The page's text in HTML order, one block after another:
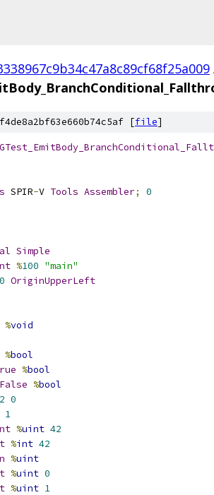
[file]
SPIR-V Tools Assembler;
0
Simple
%100 "main"
OriginUpperLeft
%void
%bool
%bool
%bool
0
1
%uint 42
%int 42
%uint
%uint 0
%uint 1